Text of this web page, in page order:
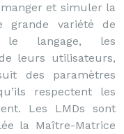
et simuler la
grande variété de
le langage, les
leurs utilisateurs,
des paramètres
respectent les
Les LMDs sont
la Maître-Matrice